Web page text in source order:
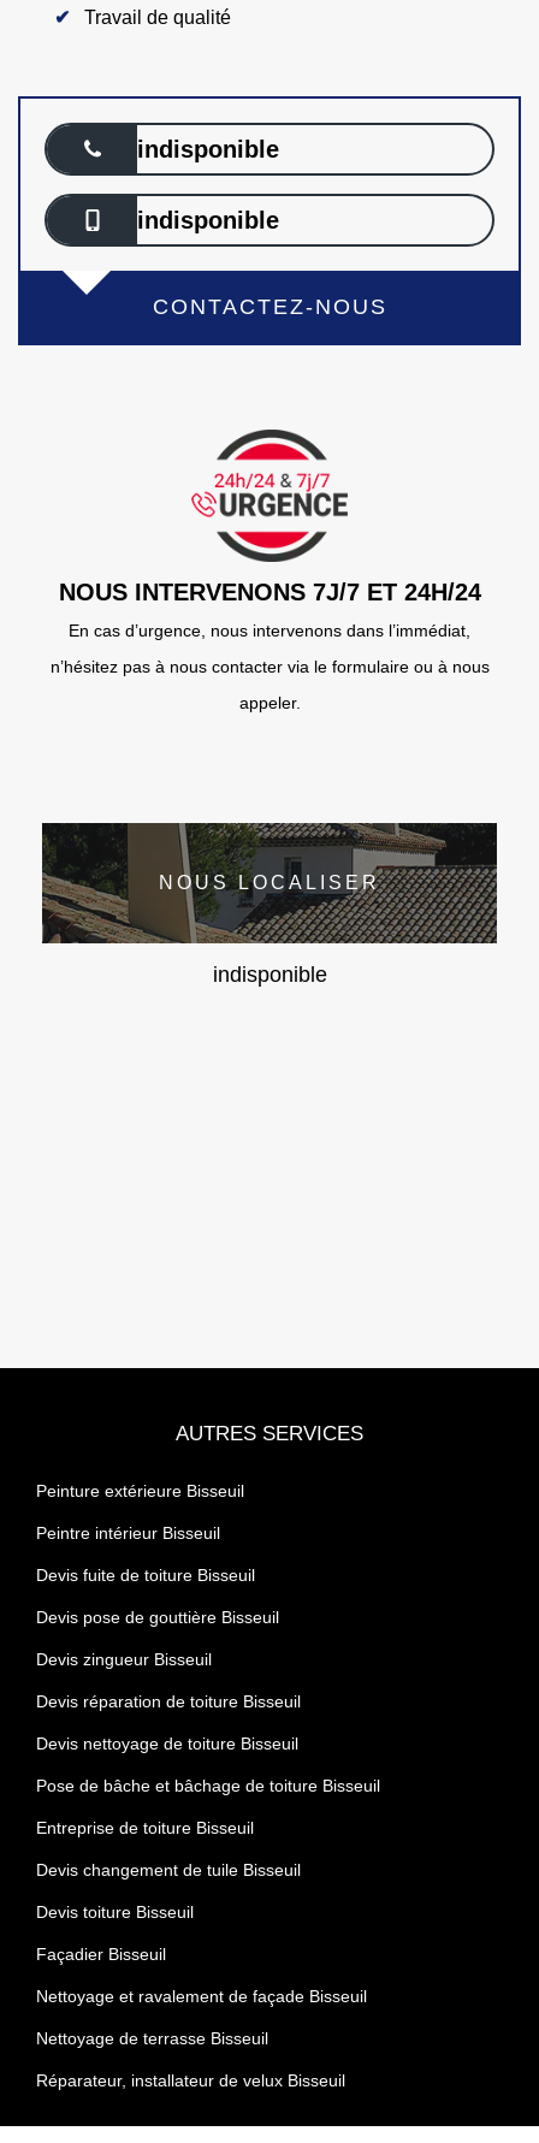
Travail de qualité
indisponible
indisponible
CONTACTEZ-NOUS
NOUS INTERVENONS 7J/7 ET 24H/24
En cas d’urgence, nous intervenons dans l’immédiat,
n’hésitez pas à nous contacter via le formulaire ou à nous
appeler.
NOUS LOCALISER
indisponible
AUTRES SERVICES
Peinture extérieure Bisseuil
Peintre intérieur Bisseuil
Devis fuite de toiture Bisseuil
Devis pose de gouttière Bisseuil
Devis zingueur Bisseuil
Devis réparation de toiture Bisseuil
Devis nettoyage de toiture Bisseuil
Pose de bâche et bâchage de toiture Bisseuil
Entreprise de toiture Bisseuil
Devis changement de tuile Bisseuil
Devis toiture Bisseuil
Façadier Bisseuil
Nettoyage et ravalement de façade Bisseuil
Nettoyage de terrasse Bisseuil
Réparateur, installateur de velux Bisseuil